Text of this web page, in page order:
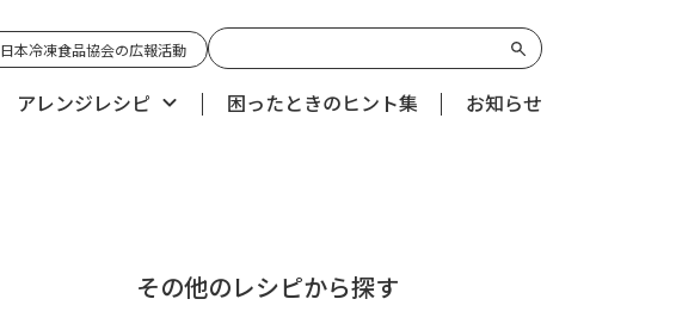
日本冷凍食品協会の広報活動
アレンジレシピ 困ったときのヒント集 お知らせ
その他のレシピから探す